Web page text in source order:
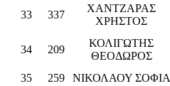
33 337
ΧΑΝΤΖΑΡΑΣ
ΧΡΗΣΤΟΣ
34 209
ΚΟΛΙΓΩΤΗΣ
ΘΕΟΔΩΡΟΣ
35 259 ΝΙΚΟΛΑΟΥ ΣΟΦΙΑ